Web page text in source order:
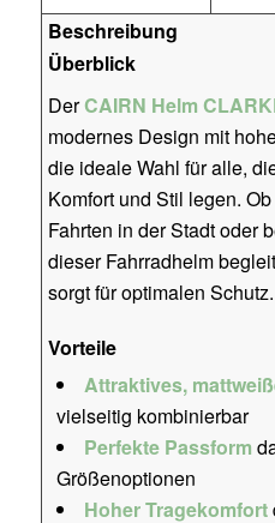
Beschreibung
Überblick
DerCAIRN Helm
modernes Design mit
die ideale Wahl für alle,
Komfort und Stil legen.
Fahrten in der Stadt oder
dieser Fahrradhelm
sorgt für optimalen Schutz.
Vorteile
Attraktives,
vielseitig kombinierbar
Perfekte Passform
Größenoptionen
Hoher Tragekomfort